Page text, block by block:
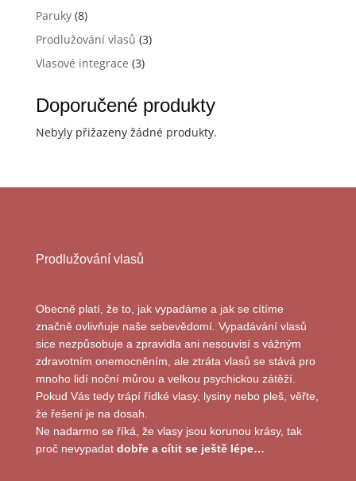
Paruky(8)
Prodlužování vlasů (3)
Vlasové integrace (3)
Doporučené produkty
Nebyly přižazeny žádné produkty.
Prodlužování vlasů
Obecně platí, že to, jak vypadáme a jak se cítíme
značně ovlivňuje naše sebevědomí. Vypadávání vlasů
sice nezpůsobuje a zpravidla ani nesouvisí s vážným
zdravotním onemocněním, ale ztráta vlasů se stává pro
mnoho lidí noční můrou a velkou psychickou zátěží.
Pokud Vás tedy trápí řídké vlasy, lysiny nebo pleš, věřte,
že řešení je na dosah.
Ne nadarmo se říká, že vlasy jsou korunou krásy, tak
proč nevypadat dobře a cítit se ještě lépe…